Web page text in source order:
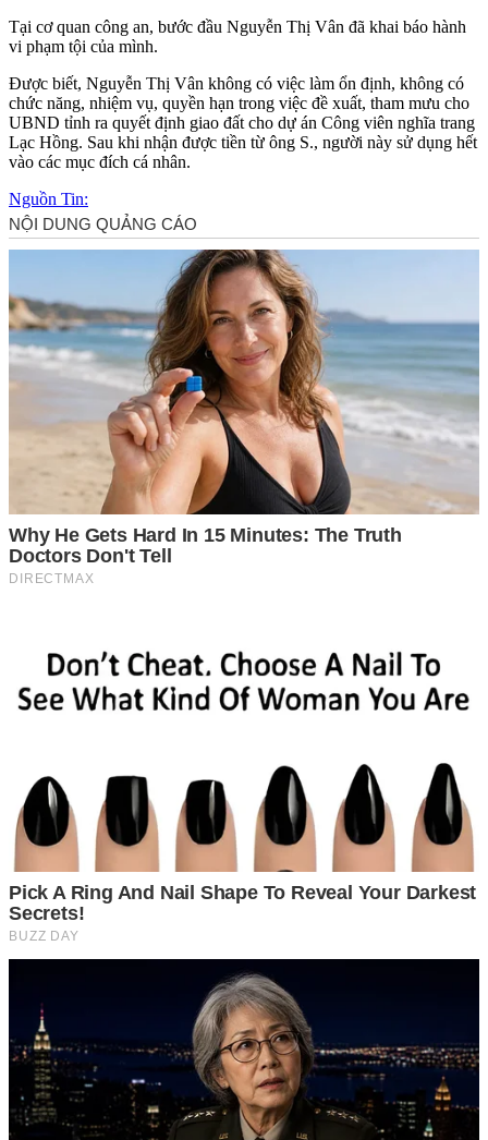
Tại cơ quan công an, bước đầu Nguyễn Thị Vân đã khai báo hành
vi phạm tội của mình.
Được biết, Nguyễn Thị Vân không có việc làm ổn định, không có
chức năng, nhiệm vụ, quyền hạn trong việc đề xuất, tham mưu cho
UBND tỉnh ra quyết định giao đất cho dự án Công viên nghĩa trang
Lạc Hồng. Sau khi nhận được tiền từ ông S., người này sử dụng hết
vào các mục đích cá nhân.
Nguồn Tin: